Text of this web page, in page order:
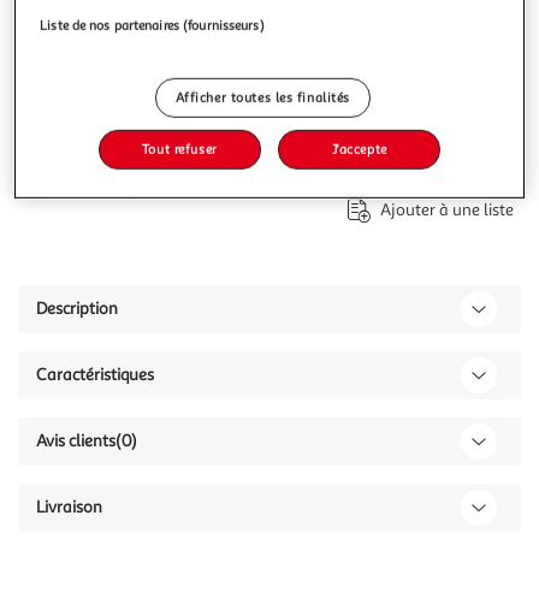
Livraison et retrait offerts
Boulanger
2 219,00€
Ajouter au panier
Ajouter à une liste
Description
Caractéristiques
Avis clients(0)
Livraison
Liste de nos partenaires (fournisseurs)
Afficher toutes les finalités
Tout refuser J'accepte